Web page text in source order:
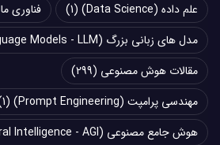
علم داده (Data Science)
(1) فناوری
مدل های زبانی بزرگ (Large Language Models - LLM)
مقالات هوش مصنوعی (299)
مهندسی پرامپت (Prompt Engineering)
(1)
هوش جامع مصنوعی (Artificial General Intelligence - AGI)